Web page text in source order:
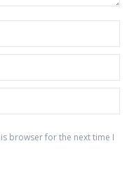
browser for the next time I